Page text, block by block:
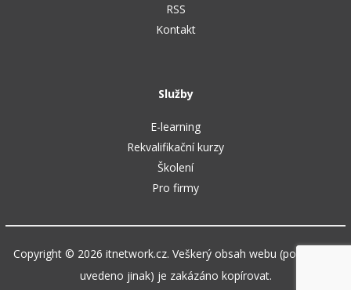
RSS
Kontakt
Služby
E-learning
Rekvalifikační kurzy
Školení
Pro firmy
Copyright © 2026 itnetwork.cz. Veškerý obsah webu (pokud není
uvedeno jinak) je zakázáno kopírovat.